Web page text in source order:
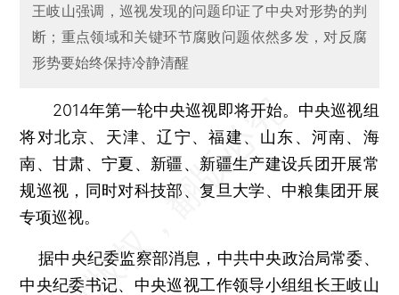
王岐山强调，巡视发现的问题印证了中央对形势的判
断；重点领域和关键环节腐败问题依然多发，对反腐
形势要始终保持冷静清醒
2014年第一轮中央巡视即将开始。中央巡视组
将对北京、天津、辽宁、福建、山东、河南、海
南、甘肃、宁夏、新疆、新疆生产建设兵团开展常
规巡视，同时对科技部、复旦大学、中粮集团开展
专项巡视。
据中央纪委监察部消息，中共中央政治局常委、
中央纪委书记、中央巡视工作领导小组组长王岐山